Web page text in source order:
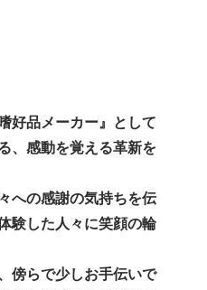
好品メーカー』として
、感動を覚える革新を
への感謝の気持ちを伝
験した人々に笑顔の輪
傍らで少しお手伝いで